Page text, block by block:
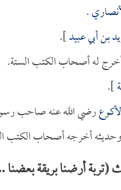
.
بن أبي عبيد].
له أصحاب الكتب الستة.
].
رضي الله عنه صاحب
أخرجه أصحاب الكتب
أرضنا بريقة